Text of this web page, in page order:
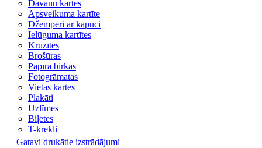
Dāvanu kartes
Apsveikuma kartīte
Džemperi ar kapuci
Ielūguma kartītes
Krūzītes
Brošūras
Papīra birkas
Fotogrāmatas
Vietas kartes
Plakāti
Uzlīmes
Biļetes
T-krekli
Gatavi drukātie izstrādājumi